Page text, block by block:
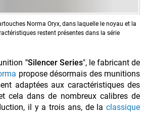
Norma Oryx, dans laquelle le noyau et la
restent présentes dans la série
"Silencer Series", le fabricant de
propose désormais des munitions
adaptées aux caractéristiques des
cela dans de nombreux calibres de
il y a trois ans, de la classique